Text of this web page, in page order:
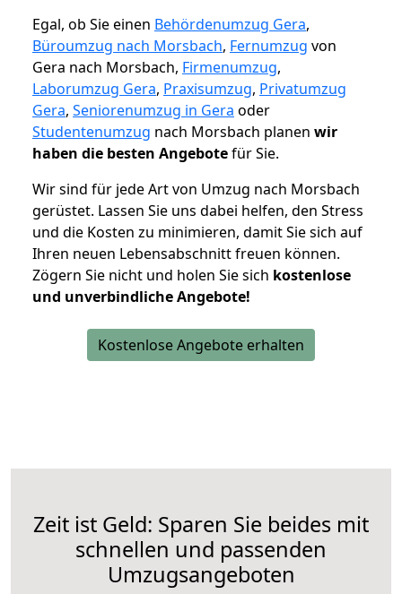
Egal, ob Sie einen Behördenumzug Gera,
Büroumzug nach Morsbach, Fernumzug von
Gera nach Morsbach, Firmenumzug,
Laborumzug Gera, Praxisumzug, Privatumzug
Gera, Seniorenumzug in Gera oder
Studentenumzug nach Morsbach planen wir
haben die besten Angebotefür Sie.
Wir sind für jede Art von Umzug nach Morsbach
gerüstet. Lassen Sie uns dabei helfen, den Stress
und die Kosten zu minimieren, damit Sie sich auf
Ihren neuen Lebensabschnitt freuen können.
Zögern Sie nicht und holen Sie sich kostenlose
und unverbindliche Angebote!
Kostenlose Angebote erhalten
Zeit ist Geld: Sparen Sie beides mit
schnellen und passenden
Umzugsangeboten